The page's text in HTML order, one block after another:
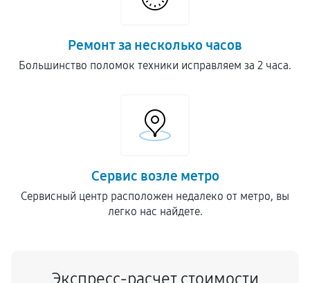
Ремонт за несколько часов
Большинство поломок техники исправляем за 2 часа.
Сервис возле метро
Сервисный центр расположен недалеко от метро, вы
легко нас найдете.
Экспресс-расчет стоимости